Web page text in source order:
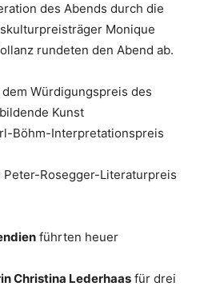
des Abends durch die
Monique
rundeten den Abend ab.
Würdigungspreis des
Kunst
Böhm-Interpretationspreis
Peter-Rosegger-Literaturpreis
führten heuer
Christina Lederhaas für drei